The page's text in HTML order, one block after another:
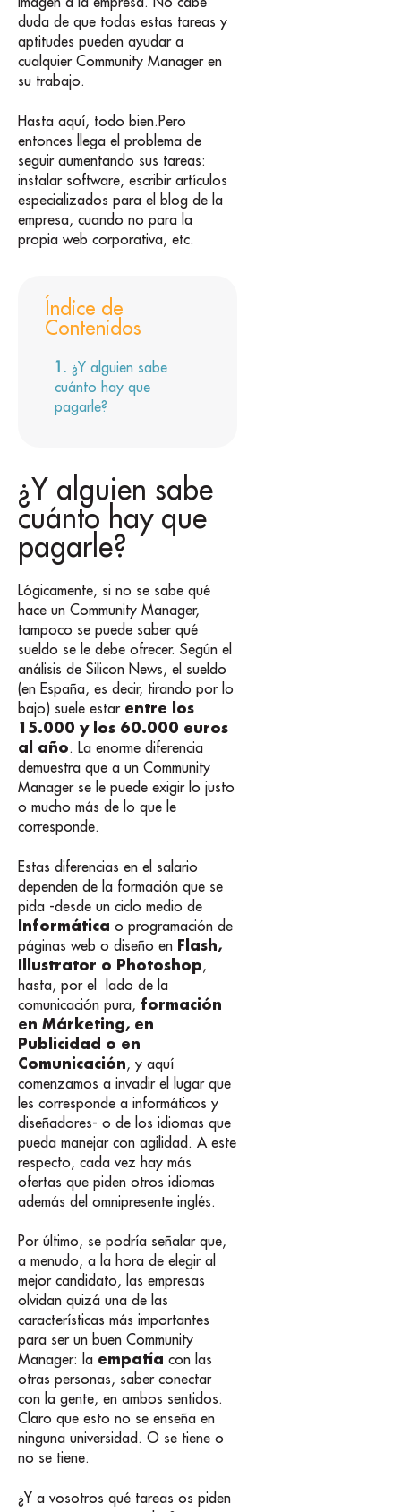
duda de que todas estas tareas y
aptitudes pueden ayudar a
cualquier Community Manager en
su trabajo.
Hasta aquí, todo bien.Pero
entonces llega el problema de
seguir aumentando sus tareas:
instalar software, escribir artículos
especializados para el blog de la
empresa, cuando no para la
propia web corporativa, etc.
Índice de
Contenidos
¿Y alguien sabe
cuánto hay que
pagarle?
¿Y alguien sabe
cuánto hay que
pagarle?
Lógicamente, si no se sabe qué
hace un Community Manager,
tampoco se puede saber qué
sueldo se le debe ofrecer. Según el
análisis de Silicon News, el sueldo
(en España, es decir, tirando por lo
bajo) suele estar entre los
15.000 y los 60.000 euros
al año. La enorme diferencia
demuestra que a un Community
Manager se le puede exigir lo justo
o mucho más de lo que le
corresponde.
Estas diferencias en el salario
dependen de la formación que se
pida -desde un ciclo medio de
Informática o programación de
páginas web o diseño en Flash,
Illustrator o Photoshop,
hasta, por el lado de la
comunicación pura, formación
en Márketing, en
Publicidad o en
Comunicación, y aquí
comenzamos a invadir el lugar que
les corresponde a informáticos y
diseñadores- o de los idiomas que
pueda manejar con agilidad. A este
respecto, cada vez hay más
ofertas que piden otros idiomas
además del omnipresente inglés.
Por último, se podría señalar que,
a menudo, a la hora de elegir al
mejor candidato, las empresas
olvidan quizá una de las
características más importantes
para ser un buen Community
Manager: la empatía con las
otras personas, saber conectar
con la gente, en ambos sentidos.
Claro que esto no se enseña en
ninguna universidad. O se tiene o
no se tiene.
¿Y a vosotros qué tareas os piden